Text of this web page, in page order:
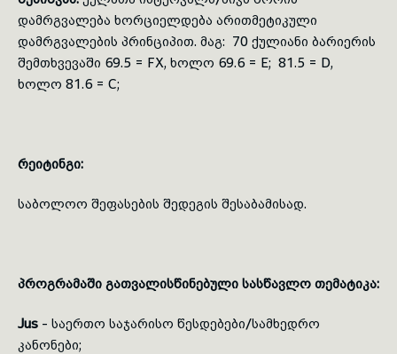
დამრგვალება ხორციელდება არითმეტიკული
დამრგვალების პრინციპით. მაგ: 70 ქულიანი ბარიერის
შემთხვევაში 69.5 = FX, ხოლო 69.6 = E; 81.5 = D,
ხოლო 81.6 = C;
რეიტინგი:
საბოლოო შეფასების შედეგის შესაბამისად.
პროგრამაში გათვალისწინებული სასწავლო თემატიკა:
Jus - საერთო საჯარისო წესდებები/სამხედრო
კანონები;